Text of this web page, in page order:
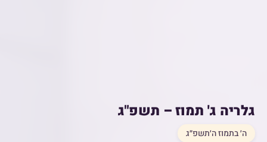
גלריה ג' תמוז – תשפ"ג
ה׳ בתמוז ה׳תשפ״ג